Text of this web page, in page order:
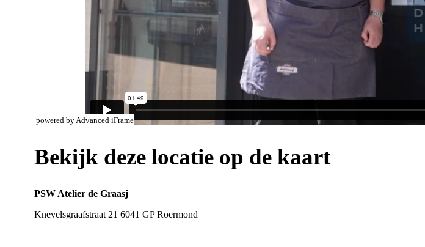
powered by Advanced iFrame
Bekijk deze locatie op de kaart
PSW Atelier de Graasj
Knevelsgraafstraat 21 6041 GP Roermond